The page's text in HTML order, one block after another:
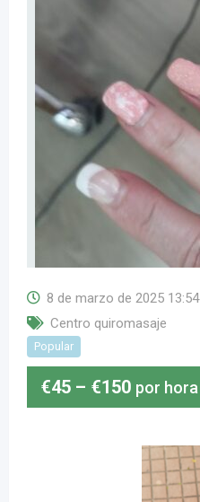
8 de marzo de 2025 13:54
Centro quiromasaje
Popular
€45 – €150 por hora